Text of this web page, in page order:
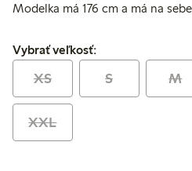
Modelka má 176 cm a má na
Vybrať veľkosť:
Vybrať veľkosť:
XS S M
XXL